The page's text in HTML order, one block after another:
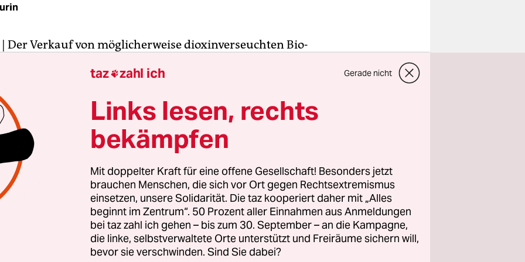
| Der Verkauf von möglicherweise dioxinverseuchten Bio-
Die wichtigste Selbstkontrollorganisation der
wusste nach eigenen Angaben schon seit Mitte März,
Legehennenbetrieb die Grenzwerte stark überschritten
erst am 27. April habe der Verein für kontrollierte
(KAT) die Behörden informiert, sagte
Caspar von der Crone am Montag der taz. Danach
Ämter verdächtige Hühnerfarmen. Bis dahin dürften
schon verkauft worden sein.
mit dem krebserregenden Dioxin verschmutzt, weil
belasteten Ökomais aus der Ukraine zu fressen bekamen.
taz zahl ich Gerade nicht
Links lesen, rechts
bekämpfen
Mit doppelter Kraft für eine offene Gesellschaft! Besonders jetzt
brauchen Menschen, die sich vor Ort gegen Rechtsextremismus
einsetzen, unsere Solidarität. Die taz kooperiert daher mit „Alles
beginnt im Zentrum“. 50 Prozent aller Einnahmen aus Anmeldungen
bei taz zahl ich gehen – bis zum 30. September – an die Kampagne,
die linke, selbstverwaltete Orte unterstützt und Freiräume sichern will,
bevor sie verschwinden. Sind Sie dabei?